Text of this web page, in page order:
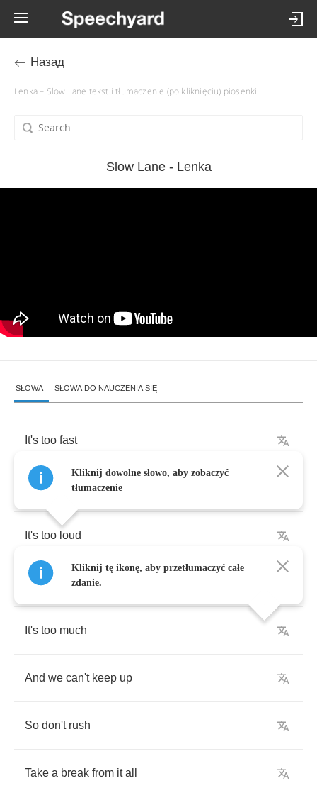
Назад
Lenka – Slow Lane tekst i tłumaczenie (po kliknięciu) piosenki
Slow Lane - Lenka
SŁOWA SŁOWA DO NAUCZENIA SIĘ
It's too fast
And it only speeds it
It's too loud
When the bottle
It's too much
And we can't keep up
So don't rush
Take a break from it all
Kliknij dowolne słowo, aby zobaczyć
tłumaczenie
Kliknij tę ikonę, aby przetłumaczyć całe
zdanie.